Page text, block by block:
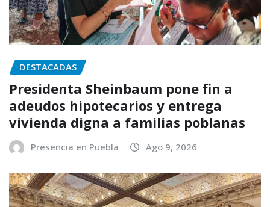
DESTACADAS
Presidenta Sheinbaum pone fin a
adeudos hipotecarios y entrega
vivienda digna a familias poblanas
Presencia en Puebla Ago 9, 2026